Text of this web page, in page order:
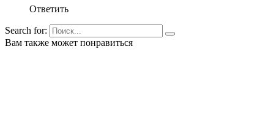
Ответить
Search for:
Вам также может понравиться